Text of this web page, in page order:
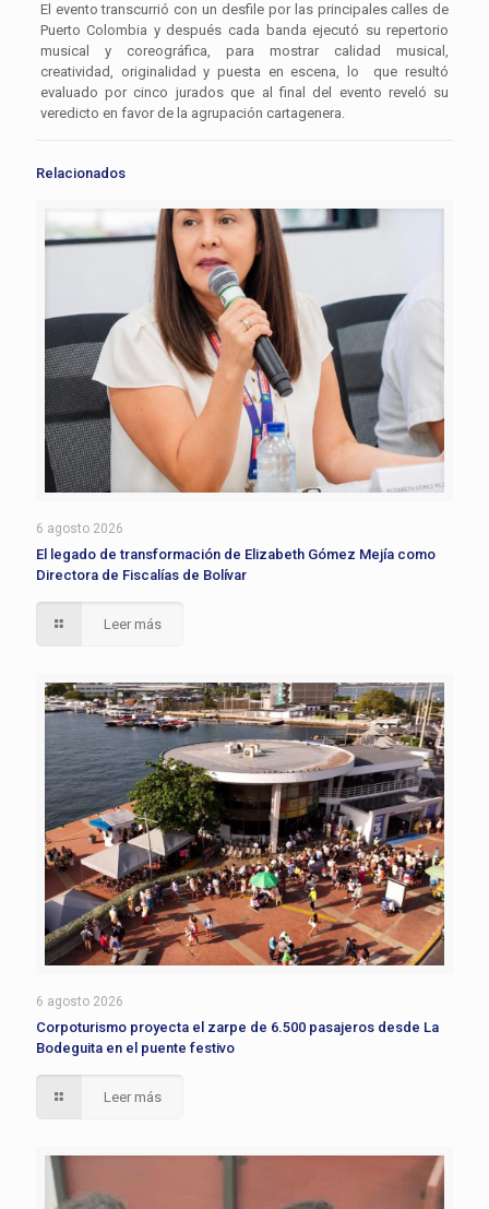
El evento transcurrió con un desfile por las principales calles de
Puerto Colombia y después cada banda ejecutó su repertorio
musical y coreográfica, para mostrar calidad musical,
creatividad, originalidad y puesta en escena, lo que resultó
evaluado por cinco jurados que al final del evento reveló su
veredicto en favor de la agrupación cartagenera.
Relacionados
6 agosto 2026
El legado de transformación de Elizabeth Gómez Mejía como
Directora de Fiscalías de Bolívar
Leer más
6 agosto 2026
Corpoturismo proyecta el zarpe de 6.500 pasajeros desde La
Bodeguita en el puente festivo
Leer más